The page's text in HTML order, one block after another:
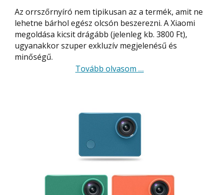
Az orrszőrnyíró nem tipikusan az a termék, amit ne
lehetne bárhol egész olcsón beszerezni. A Xiaomi
megoldása kicsit drágább (jelenleg kb. 3800 Ft),
ugyanakkor szuper exkluzív megjelenésű és
minőségű.
Tovább olvasom about
…